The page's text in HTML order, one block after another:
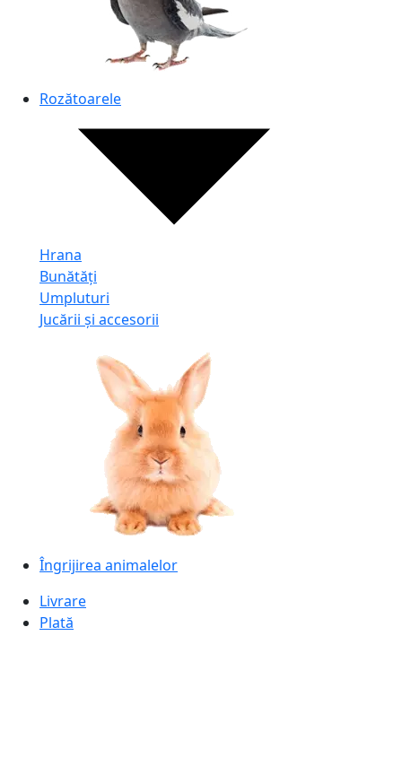
Rozătoarele
Hrana
Bunătăți
Umpluturi
Jucării și accesorii
Îngrijirea animalelor
Livrare
Plată